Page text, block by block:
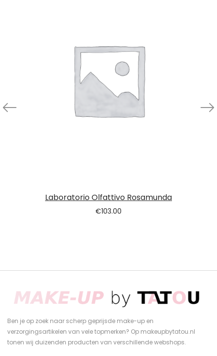
Laboratorio Olfattivo Rosamunda
€103.00
Ben je op zoek naar scherp geprijsde make-up en
verzorgingsartikelen van vele topmerken? Op makeupbytatou.nl
tonen wij duizenden producten van verschillende webshops.